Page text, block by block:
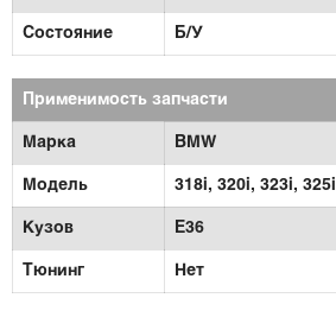
Состояние Б/У
Применимость запчасти
Марка BMW
Модель 318i, 320i, 323i, 325i
Кузов E36
Тюнинг Нет